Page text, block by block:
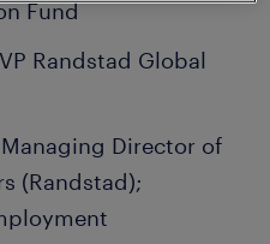
Fund
Randstad Global
Director of
(Randstad);